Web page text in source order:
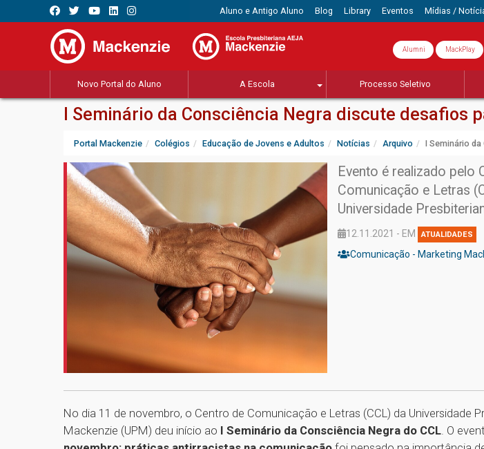
Aluno e Antigo Aluno Blog Library Eventos Mídias /
Alumni MackPlay
Novo Portal do Aluno A Escola Processo Seletivo
I Seminário da Consciência Negra discute
Portal Mackenzie Colégios Educação de Jovens e Adultos Notícias Arquivo I Seminário
Evento é realizado pelo
Comunicação e Letras
Universidade
12.11.2021 - EM ATUALIDADES
Comunicação - Marketing
No dia 11 de novembro, o Centro de Comunicação e Letras (CCL) da Universidade
Mackenzie (UPM) deu início ao I Seminário da Consciência Negra do CCL . O